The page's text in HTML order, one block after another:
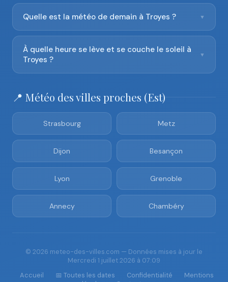
Quelle est la météo de demain à Troyes ? ▼
À quelle heure se lève et se couche le soleil à
Troyes ?
▼
📍 Météo des villes proches (Est)
Strasbourg Metz
Dijon Besançon
Lyon Grenoble
Annecy Chambéry
© 2026 meteo-des-villes.com — Données mises à jour le
Mercredi 1 juillet 2026 à 07:09
Accueil
📅 Toutes les dates Confidentialité
Mentions